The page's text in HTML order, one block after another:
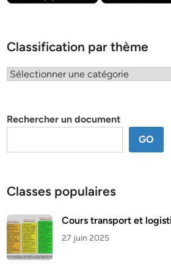
Classification par thème
Classification
Rechercher un document
GO
Classes populaires
Cours transport et
27 juin 2025